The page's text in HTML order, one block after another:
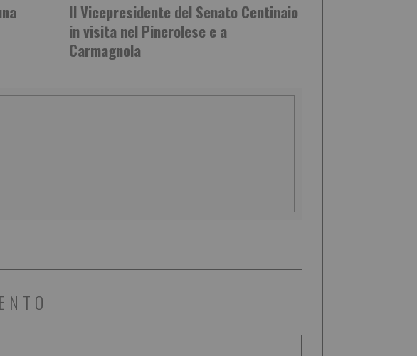
Il Vicepresidente del Senato Centinaio
in visita nel Pinerolese e a
Carmagnola